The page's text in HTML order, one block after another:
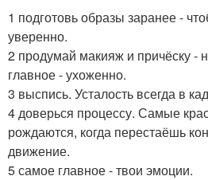
1 подготовь образы заранее -
уверенно.
2 продумай макияж и причёску -
главное - ухоженно.
3 выспись. Усталость всегда в
4 доверься процессу. Самые
рождаются, когда перестаёшь
движение.
5 самое главное - твои эмоции.